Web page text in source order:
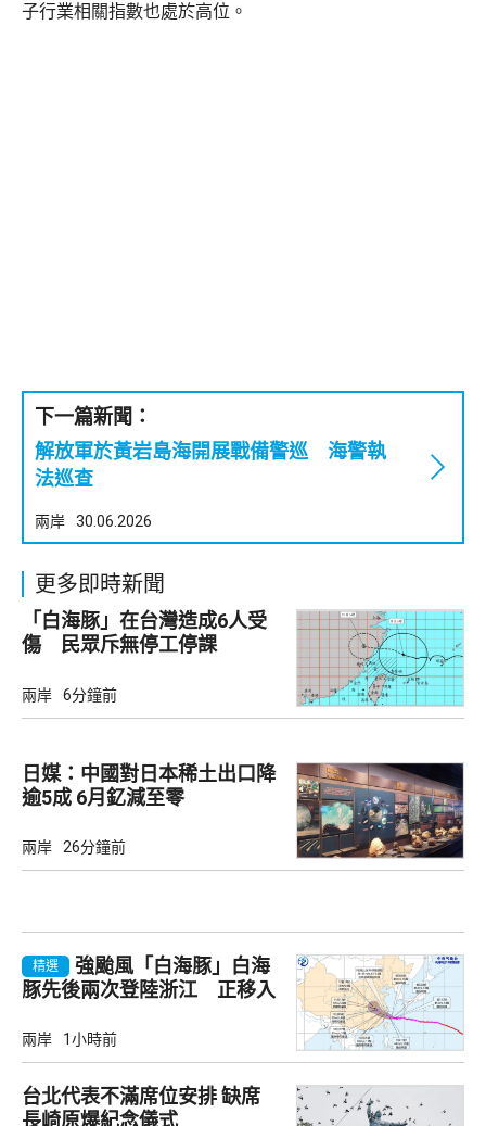
子行業相關指數也處於高位。
下一篇新聞：
解放軍於黃岩島海開展戰備警巡 海警執
法巡查
兩岸 30.06.2026
更多即時新聞
「白海豚」在台灣造成6人受
傷 民眾斥無停工停課
兩岸 6分鐘前
日媒：中國對日本稀土出口降
逾5成 6月釔減至零
兩岸 26分鐘前
精選
強颱風「白海豚」白海
豚先後兩次登陸浙江 正移入
兩岸 1小時前
台北代表不滿席位安排 缺席
長崎原爆紀念儀式